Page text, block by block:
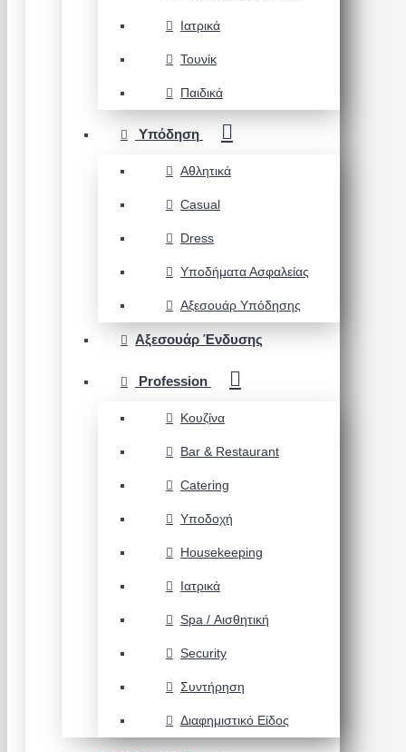
Ιατρικά
Τουνίκ
Παιδικά
Υπόδηση
Αθλητικά
Casual
Dress
Υποδήματα Ασφαλείας
Αξεσουάρ Υπόδησης
Αξεσουάρ Ένδυσης
Profession
Κουζίνα
Bar & Restaurant
Catering
Υποδοχή
Housekeeping
Ιατρικά
Spa / Αισθητική
Security
Συντήρηση
Διαφημιστικό Είδος